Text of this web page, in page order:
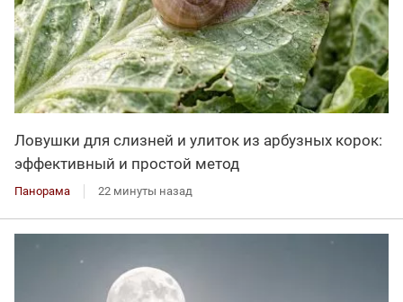
Ловушки для слизней и улиток из арбузных корок:
эффективный и простой метод
Панорама 22 минуты назад